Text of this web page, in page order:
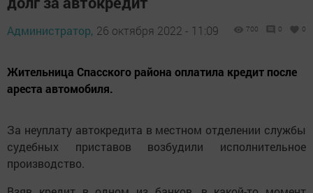
Администратор, 26 октября 2022 - 11:09 700 0 0
Жительница Спасского района оплатила кредит после
ареста автомобиля.
За неуплату автокредита в местном отделении службы
судебных приставов возбудили исполнительное
производство.